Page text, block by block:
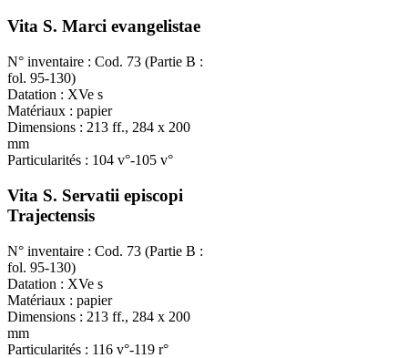
Vita S. Marci evangelistae
N° inventaire : Cod. 73 (Partie B :
fol. 95-130)
Datation : XVe s
Matériaux : papier
Dimensions : 213 ff., 284 x 200
mm
Particularités : 104 v°-105 v°
Vita S. Servatii episcopi
Trajectensis
N° inventaire : Cod. 73 (Partie B :
fol. 95-130)
Datation : XVe s
Matériaux : papier
Dimensions : 213 ff., 284 x 200
mm
Particularités : 116 v°-119 r°